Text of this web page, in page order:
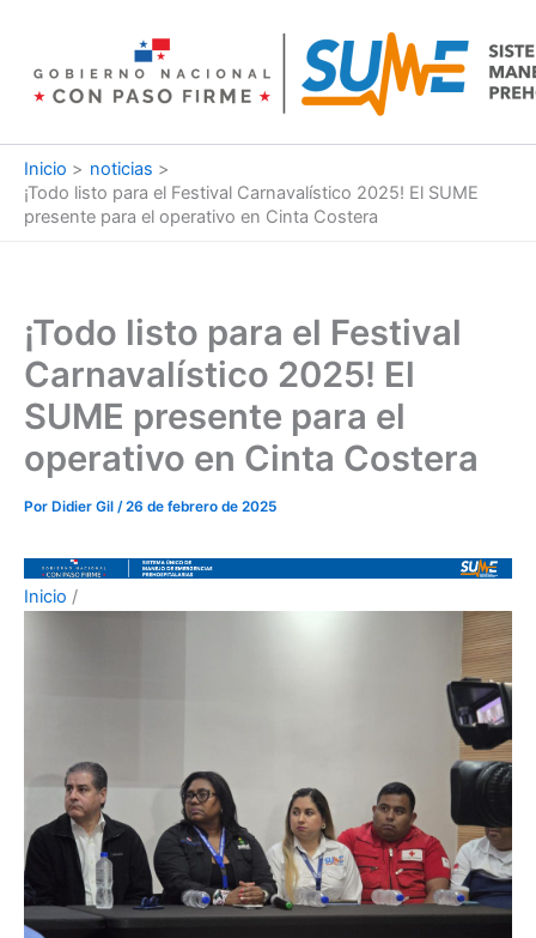
contenido
Inicio
noticias
¡Todo listo para el Festival Carnavalístico 2025! El SUME
presente para el operativo en Cinta Costera
¡Todo listo para el Festival
Carnavalístico 2025! El
SUME presente para el
operativo en Cinta Costera
Por Didier Gil /26 de febrero de 2025
Inicio /